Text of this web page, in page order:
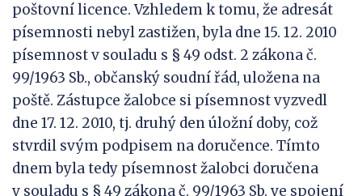
poštovní licence. Vzhledem k tomu, že adresát
písemnosti nebyl zastižen, byla dne 15. 12. 2010
písemnost v souladu s § 49 odst. 2 zákona č.
99/1963 Sb., občanský soudní řád, uložena na
poště. Zástupce žalobce si písemnost vyzvedl
dne 17. 12. 2010, tj. druhý den úložní doby, což
stvrdil svým podpisem na doručence. Tímto
dnem byla tedy písemnost žalobci doručena
v souladu s § 49 zákona č. 99/1963 Sb. ve spojení